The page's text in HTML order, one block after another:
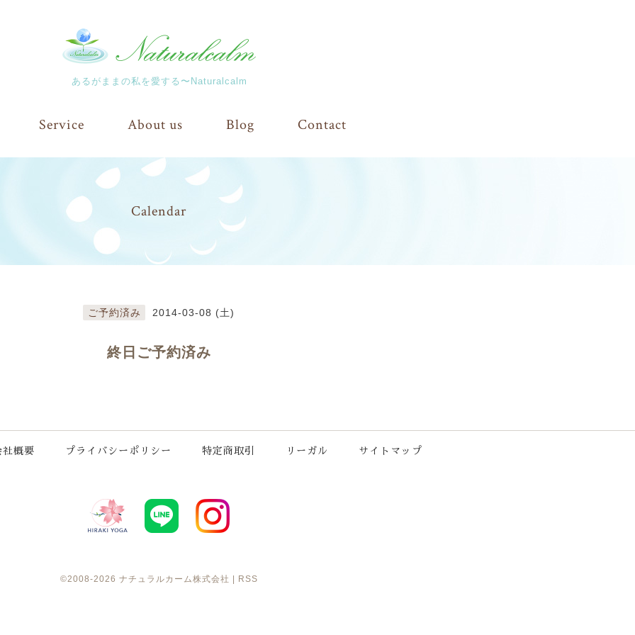
あるがままの私を愛する〜Naturalcalm
Service About us Blog Contact
Calendar
ご予約済み 2014-03-08 (土)
終日ご予約済み
社概要 プライバシーポリシー 特定商取引 リーガル サイトマップ
©2008-2026 ナチュラルカーム株式会社 | RSS